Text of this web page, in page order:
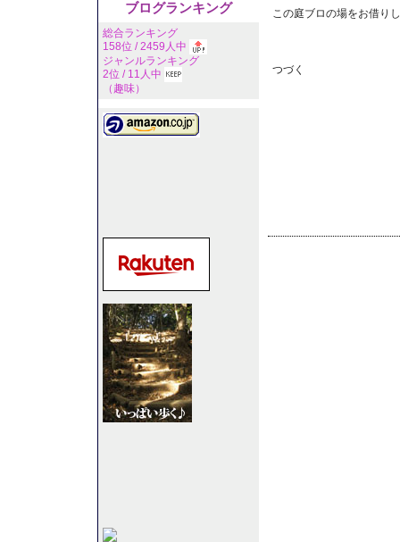
この庭ブロの場をお借り
つづく
ブログランキング
総合ランキング
158位 / 2459人中
ジャンルランキング
2位 / 11人中
（ 趣味）